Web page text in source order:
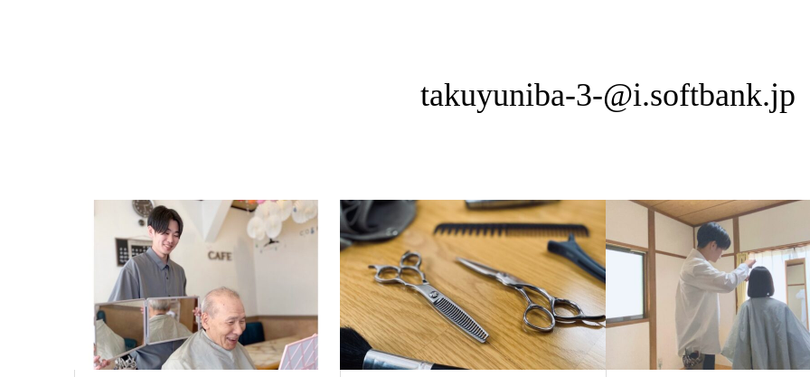
takuyuniba-3-@i.softbank.jp